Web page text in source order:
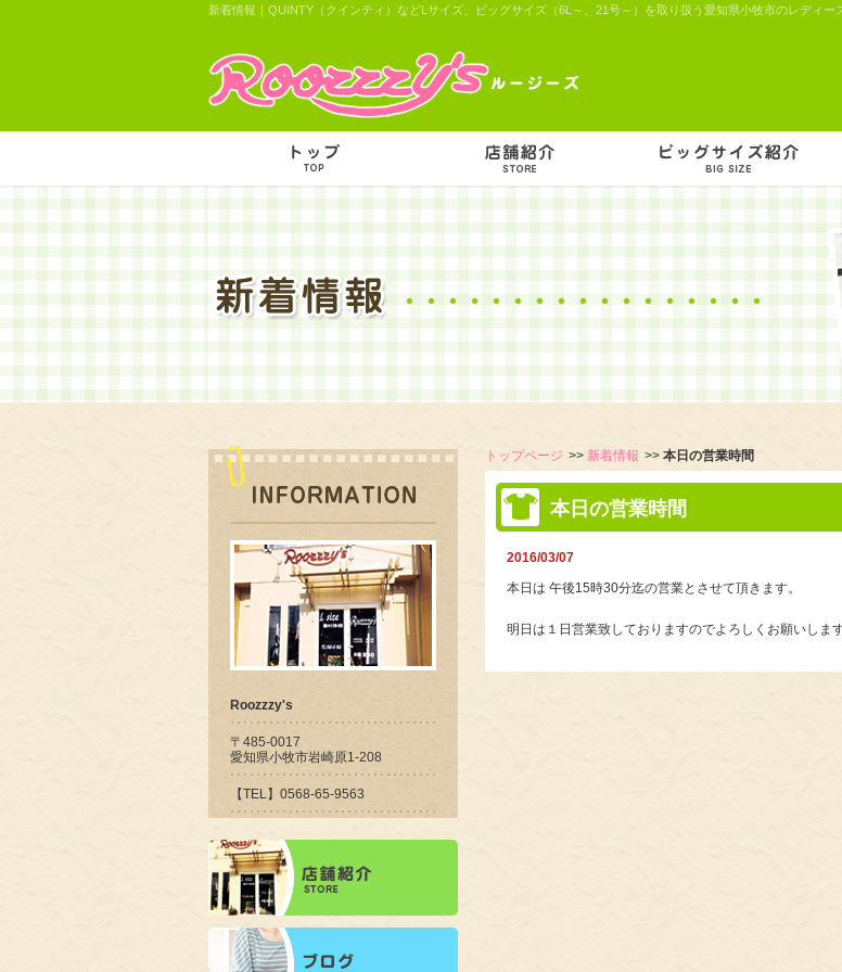
新着情報｜QUINTY（クインティ）などLサイズ、ビッグサイズ（6L～、21号～）を取り扱う愛知県小牧市のレディ
トップページ 新着情報 本日の営業時間
本日の営業時間
2016/03/07
本日は 午後15時30分迄の営業とさせて頂きます。
明日は１日営業致しておりますのでよろしくお願いしま
Roozzzy's
〒485-0017
愛知県小牧市岩崎原1-208
【TEL】0568-65-9563